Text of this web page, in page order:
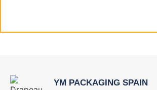
YM PACKAGING SPAIN